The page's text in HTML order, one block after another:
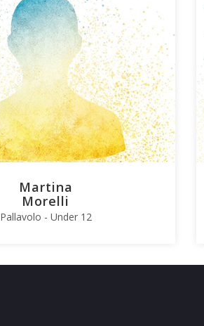
Martina
Morelli
Pallavolo - Under 12